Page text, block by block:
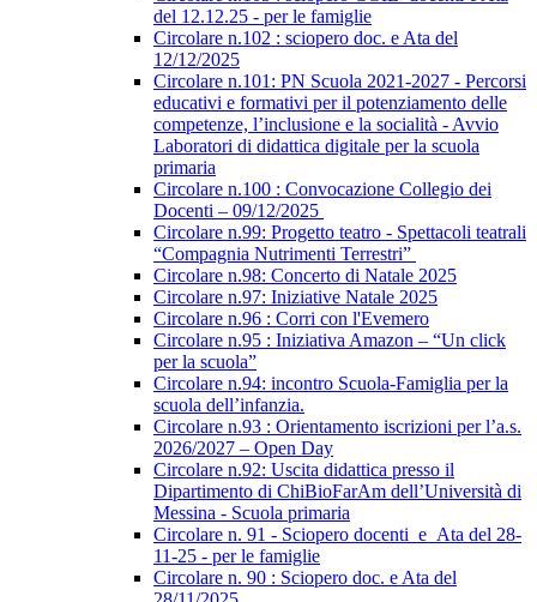
del 12.12.25 - per le famiglie
Circolare n.102 : sciopero doc. e Ata del
12/12/2025
Circolare n.101: PN Scuola 2021-2027 - Percorsi
educativi e formativi per il potenziamento delle
competenze, l’inclusione e la socialità - Avvio
Laboratori di didattica digitale per la scuola
primaria
Circolare n.100 : Convocazione Collegio dei
Docenti – 09/12/2025
Circolare n.99: Progetto teatro - Spettacoli teatrali
“Compagnia Nutrimenti Terrestri”
Circolare n.98: Concerto di Natale 2025
Circolare n.97: Iniziative Natale 2025
Circolare n.96 : Corri con l'Evemero
Circolare n.95 : Iniziativa Amazon – “Un click
per la scuola”
Circolare n.94: incontro Scuola-Famiglia per la
scuola dell’infanzia.
Circolare n.93 : Orientamento iscrizioni per l’a.s.
2026/2027 – Open Day
Circolare n.92: Uscita didattica presso il
Dipartimento di ChiBioFarAm dell’Università di
Messina - Scuola primaria
Circolare n. 91 - Sciopero docenti_e_Ata del 28-
11-25 - per le famiglie
Circolare n. 90 : Sciopero doc. e Ata del